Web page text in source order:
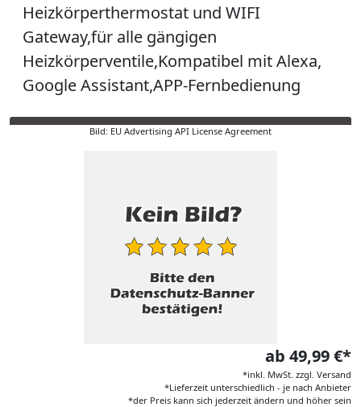
Heizkörperthermostat und WIFI
Gateway,für alle gängigen
Heizkörperventile,Kompatibel mit Alexa,
Google Assistant,APP-Fernbedienung
Bild: EU Advertising API License Agreement
ab 49,99 €*
*inkl. MwSt. zzgl. Versand
*Lieferzeit unterschiedlich - je nach Anbieter
*der Preis kann sich jederzeit ändern und höher sein